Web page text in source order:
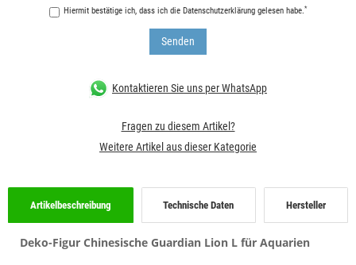
Hiermit bestätige ich, dass ich die Daten­schutz­erklärunggelesen habe.*
Senden
Kontaktieren Sie uns per WhatsApp
Fragen zu diesem Artikel?
Weitere Artikel aus dieser Kategorie
Artikelbeschreibung Technische Daten Hersteller
Deko-Figur Chinesische Guardian Lion L für Aquarien